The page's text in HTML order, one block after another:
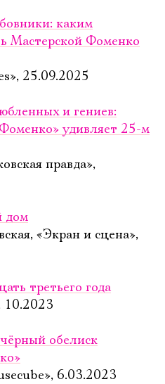
каким
Мастерской Фоменко
25.09.2025
и гениев:
удивляет 25-м
правда»,
дом
«Экран и сцена»,
третьего года
10.2023
обелиск
6.03.2023